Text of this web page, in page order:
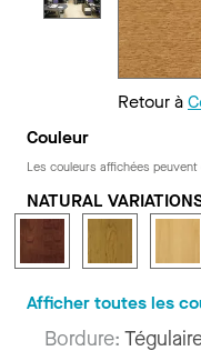
Retour à
Couleur
Les couleurs affichées
NATURAL
Afficher toutes les
Bordure: